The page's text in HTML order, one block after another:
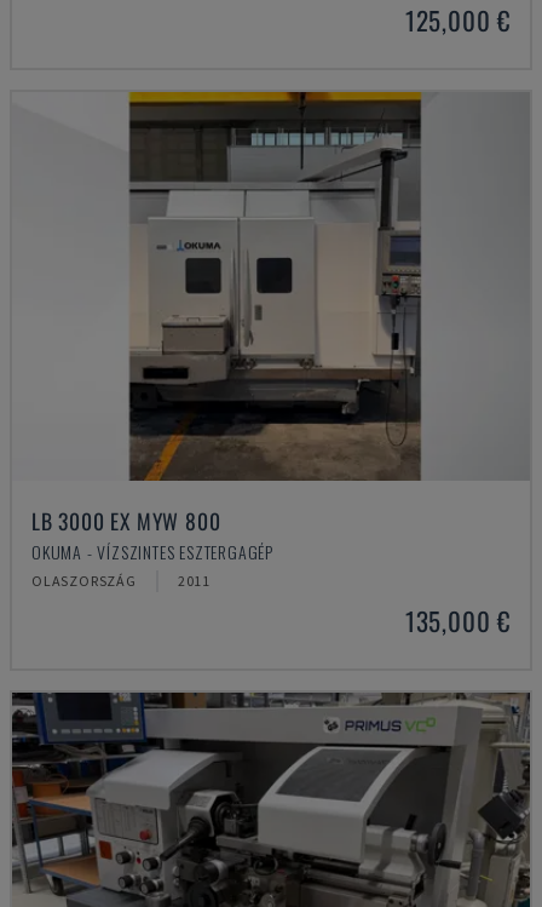
125,000 €
LB 3000 EX MYW 800
OKUMA - VÍZSZINTES ESZTERGAGÉP
OLASZORSZÁG 2011
135,000 €